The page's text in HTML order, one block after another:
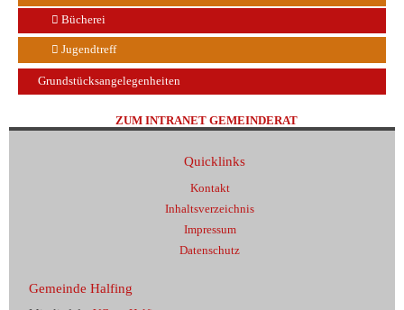
Bücherei
Jugendtreff
Grundstücksangelegenheiten
ZUM INTRANET GEMEINDERAT
Quicklinks
Kontakt
Inhaltsverzeichnis
Impressum
Datenschutz
Gemeinde Halfing